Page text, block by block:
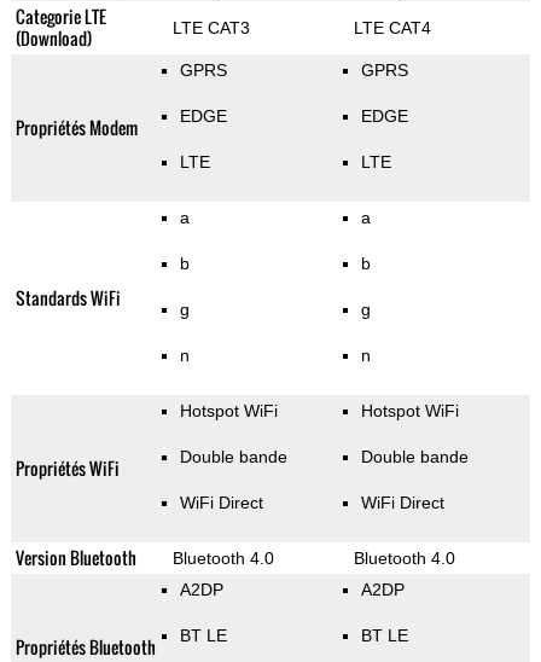
Categorie LTE
(Download)
LTE CAT3 LTE CAT4
Propriétés Modem
GPRS
EDGE
LTE
GPRS
EDGE
LTE
Standards WiFi
a
b
g
n
a
b
g
n
Propriétés WiFi
Hotspot WiFi
Double bande
WiFi Direct
Hotspot WiFi
Double bande
WiFi Direct
Version Bluetooth Bluetooth 4.0 Bluetooth 4.0
Propriétés Bluetooth
A2DP
BT LE
A2DP
BT LE